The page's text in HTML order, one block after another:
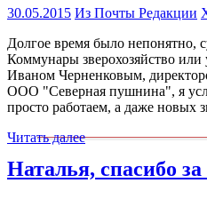
30.05.2015 Из Почты Редакции
Долгое время было непонятно,
Коммунары зверохозяйство
Иваном Черненковым,
ООО "Северная пушнина", я
просто работаем, а даже новых
Читать далее
Наталья, спасибо